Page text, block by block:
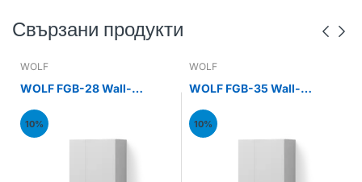
Свързани продукти
WOLF
WOLF FGB-28 Wall-
boiler 28kW
10%
WOLF
WOLF FGB-35 Wall-
boiler 35kW
10%